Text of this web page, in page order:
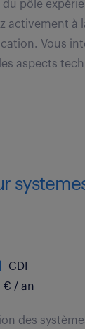
du pôle
activement à
Vous
aspects
CDI
€ / an
des